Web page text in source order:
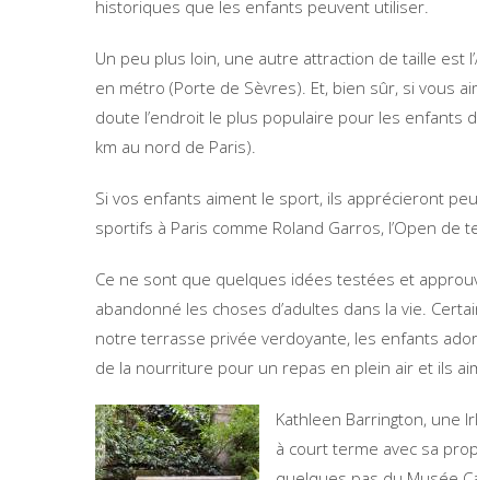
historiques que les enfants peuvent utiliser.
Un peu plus loin, une autre attraction de taille est
en métro (Porte de Sèvres). Et, bien sûr, si vous
doute l’endroit le plus populaire pour les enfants
km au nord de Paris).
Si vos enfants aiment le sport, ils apprécieront
sportifs à Paris comme Roland Garros, l’Open de
Ce ne sont que quelques idées testées et
abandonné les choses d’adultes dans la vie.
notre terrasse privée verdoyante, les enfants
de la nourriture pour un repas en plein air et ils
Kathleen Barrington, une
à court terme avec sa